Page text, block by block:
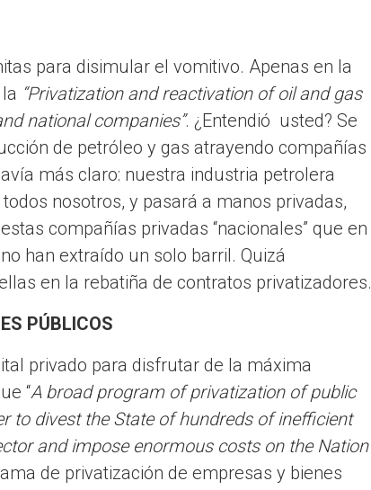
para disimular el vomitivo. Apenas en la
“Privatization and reactivation of oil and gas
national companies”. ¿Entendió usted? Se
de petróleo y gas atrayendo compañías
más claro: nuestra industria petrolera
nosotros, y pasará a manos privadas,
compañías privadas “nacionales” que en
han extraído un solo barril. Quizá
en la rebatiña de contratos privatizadores.
PÚBLICOS
privado para disfrutar de la máxima
“A broad program of privatization of public
to divest the State of hundreds of inefficient
and impose enormous costs on the Nation
de privatización de empresas y bienes